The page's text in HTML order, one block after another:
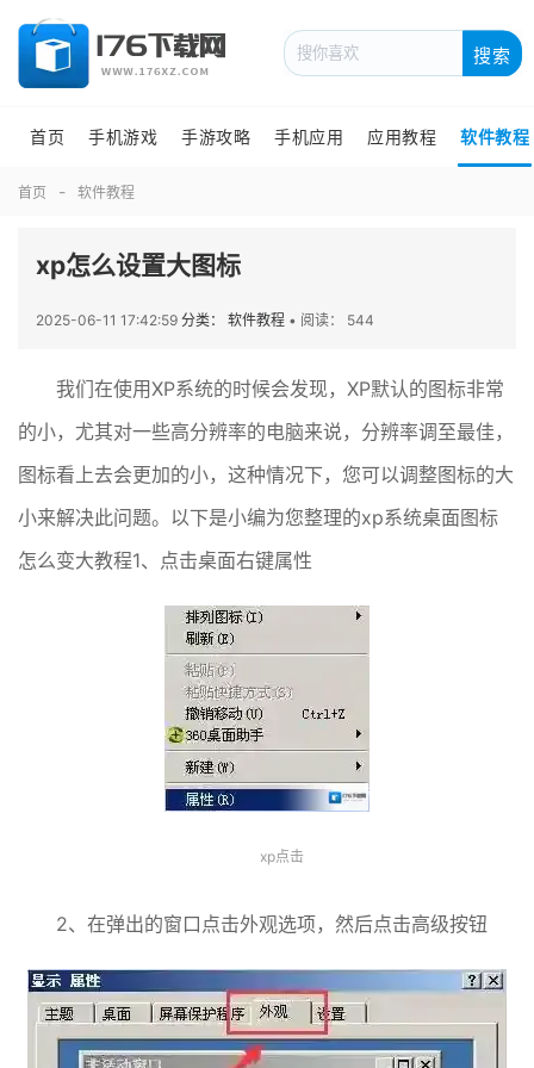
搜索
首页 手机游戏 手游攻略 手机应用 应用教程 软件教程
首页 软件教程
xp怎么设置大图标
2025-06-11 17:42:59 分类： 软件教程 • 阅读： 544
我们在使用XP系统的时候会发现，XP默认的图标非常
的小，尤其对一些高分辨率的电脑来说，分辨率调至最佳，
图标看上去会更加的小，这种情况下，您可以调整图标的大
小来解决此问题。以下是小编为您整理的xp系统桌面图标
怎么变大教程1、点击桌面右键属性
xp点击
2、在弹出的窗口点击外观选项，然后点击高级按钮